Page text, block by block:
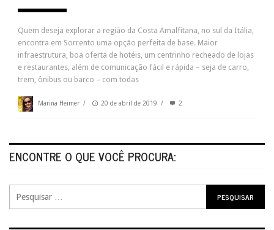
Quem deseja explorar a região da Costa Amalfitana, no sul da Itália,
encontra em Sorrento uma opção perfeita de base. Maior
infraestrutura, boa oferta de hotéis, um centrinho recheado de lojas
e restaurantes, além de comunicação fácil e rápida – seja de carro,
trem, ônibus ou barco – com todas
Marina Heimer / 20 de abril de 2019 / 2
ENCONTRE O QUE VOCÊ PROCURA: